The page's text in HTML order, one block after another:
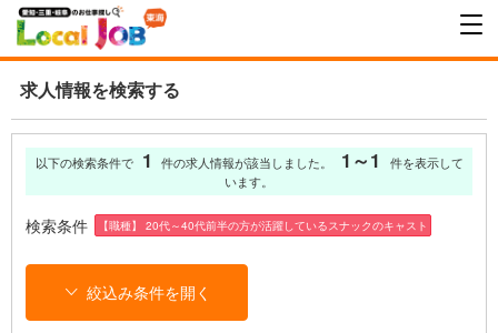
求人情報を検索する
以下の検索条件で 1 件の求人情報が該当しました。 1～1
件を表示して
います。
検索条件 【職種】 20代～40代前半の方が活躍しているスナックのキャスト
絞込み条件を開く